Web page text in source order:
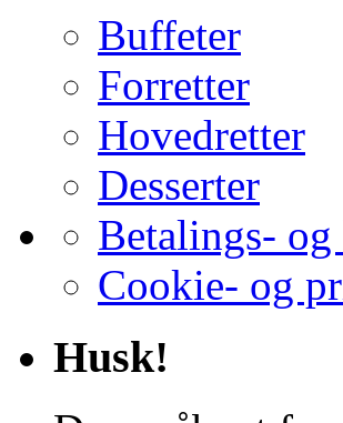
Buffeter
Forretter
Hovedretter
Desserter
Betalings-
Cookie- og
Husk!